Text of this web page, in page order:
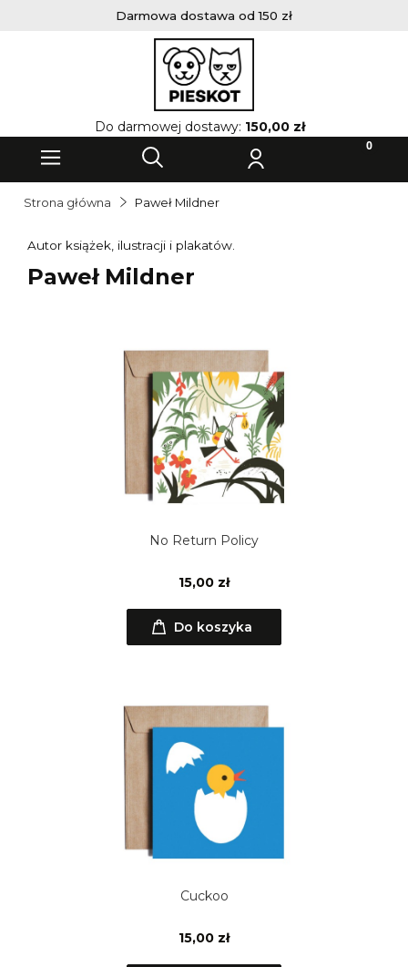
Darmowa dostawa od 150 zł
Do darmowej dostawy: 150,00 zł
Strona główna Paweł Mildner
Autor książek, ilustracji i plakatów.
Paweł Mildner
No Return Policy
15,00 zł
Do koszyka
Cuckoo
15,00 zł